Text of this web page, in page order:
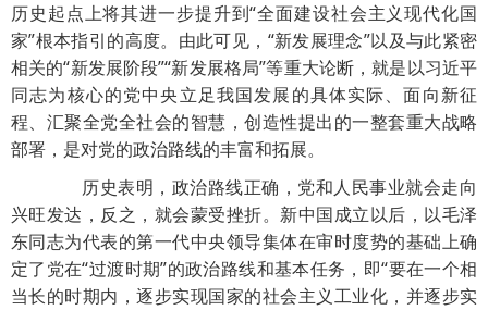
历史起点上将其进一步提升到“全面建设社会主义现代化国
家”根本指引的高度。由此可见，“新发展理念”以及与此紧密
相关的“新发展阶段”“新发展格局”等重大论断，就是以习近平
同志为核心的党中央立足我国发展的具体实际、面向新征
程、汇聚全党全社会的智慧，创造性提出的一整套重大战略
部署，是对党的政治路线的丰富和拓展。
历史表明，政治路线正确，党和人民事业就会走向
兴旺发达，反之，就会蒙受挫折。新中国成立以后，以毛泽
东同志为代表的第一代中央领导集体在审时度势的基础上确
定了党在“过渡时期”的政治路线和基本任务，即“要在一个相
当长的时期内，逐步实现国家的社会主义工业化，并逐步实